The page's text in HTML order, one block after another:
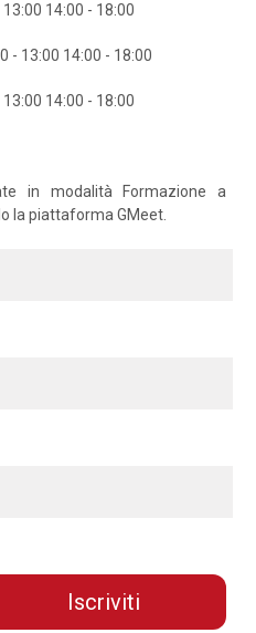
14:00 - 18:00
- 13:00 14:00 - 18:00
14:00 - 18:00
in modalità Formazione a
la piattaforma GMeet.
Iscriviti